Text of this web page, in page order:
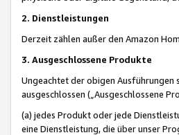
2. Dienstleistungen
Derzeit zählen außer den Amazon
3. Ausgeschlossene Produkte
Ungeachtet der obigen
ausgeschlossen („Ausgeschlossene
(a) jedes Produkt oder jede
eine Dienstleistung, die über unser